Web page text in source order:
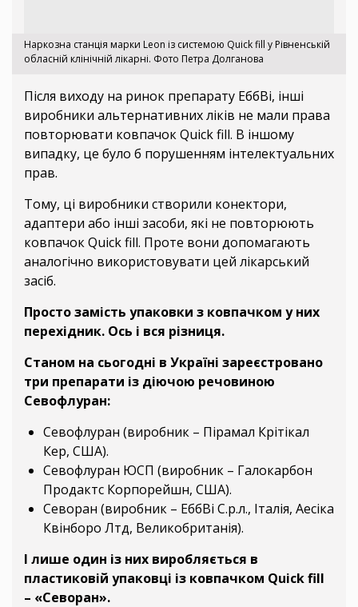
Наркозна станція марки Leon із системою Quick fill у Рівненській
обласній клінічній лікарні. Фото Петра Долганова
Після виходу на ринок препарату ЕббВі, інші
виробники альтернативних ліків не мали права
повторювати ковпачок Quick fill. В іншому
випадку, це було б порушенням інтелектуальних
прав.
Тому, ці виробники створили конектори,
адаптери або інші засоби, які не повторюють
ковпачок Quick fill. Проте вони допомагають
аналогічно використовувати цей лікарський
засіб.
Просто замість упаковки з ковпачком у них
перехідник. Ось і вся різниця.
Станом на сьогодні в Україні зареєстровано
три препарати із діючою речовиною
Севофлуран:
Севофлуран (виробник – Пірамал Крітікал
Кер, США).
Севофлуран ЮСП (виробник – Галокарбон
Продактс Корпорейшн, США).
Севоран (виробник – ЕббВі С.р.л., Італія, Аесіка
Квінборо Лтд, Великобританія).
І лише один із них виробляється в
пластиковій упаковці із ковпачком Quick fill
– «Севоран».